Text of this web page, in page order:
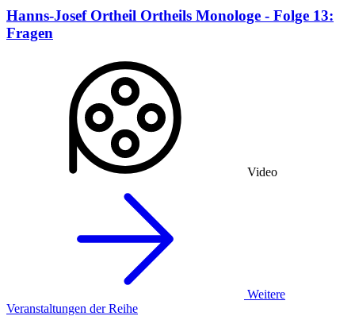
Hanns-Josef Ortheil Ortheils Monologe - Folge 13:
Fragen
Video
Weitere
Veranstaltungen der Reihe